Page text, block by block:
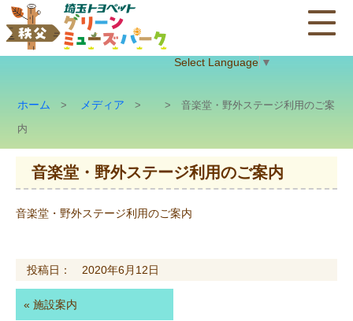
Select Language ▼
ホーム > メディア > > 音楽堂・野外ステージ利用のご案
内
音楽堂・野外ステージ利用のご案内
音楽堂・野外ステージ利用のご案内
投稿日： 2020年6月12日
« 施設案内